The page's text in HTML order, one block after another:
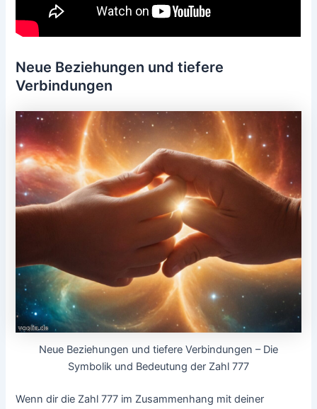
Neue Beziehungen und tiefere
Verbindungen
Neue Beziehungen und tiefere Verbindungen – Die
Symbolik und Bedeutung der Zahl 777
Wenn dir die Zahl 777 im Zusammenhang mit deiner